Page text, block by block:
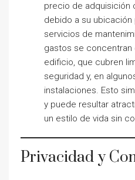
precio de adquisición
debido a su ubicación
servicios de
gastos se concentran
edificio, que cubren
seguridad y, en
instalaciones. Esto
y puede resultar
un estilo de vida sin
Privacidad y